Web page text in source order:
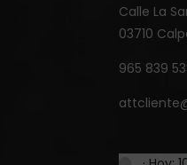
Calle La
03710
965 839